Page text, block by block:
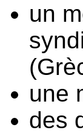
un
une
des